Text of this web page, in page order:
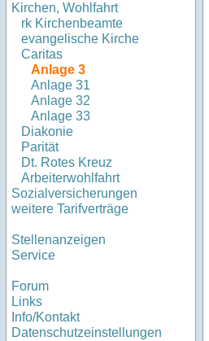
Kirchen, Wohlfahrt
rk Kirchenbeamte
evangelische Kirche
Caritas
Anlage 3
Anlage 31
Anlage 32
Anlage 33
Diakonie
Parität
Dt. Rotes Kreuz
Arbeiterwohlfahrt
Sozialversicherungen
weitere Tarifverträge
Stellenanzeigen
Service
Forum
Links
Info/Kontakt
Datenschutzeinstellungen